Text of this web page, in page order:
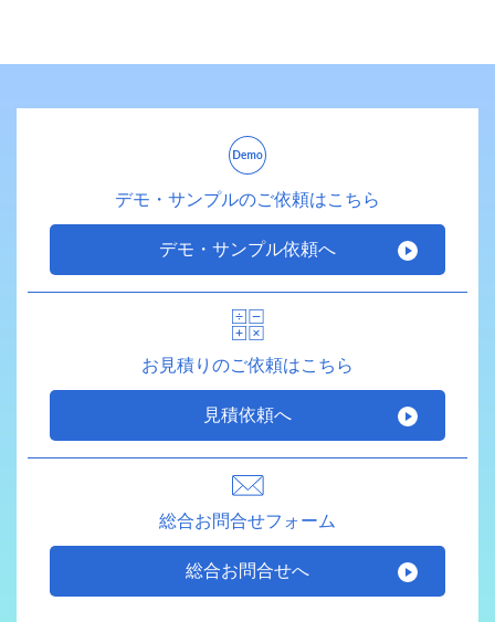
デモ・サンプルのご依頼はこちら
デモ・サンプル依頼へ
お見積りのご依頼はこちら
見積依頼へ
総合お問合せフォーム
総合お問合せへ